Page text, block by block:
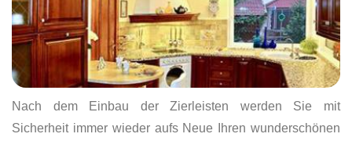
Nach dem Einbau der Zierleisten werden Sie mit
Sicherheit immer wieder aufs Neue Ihren wunderschönen